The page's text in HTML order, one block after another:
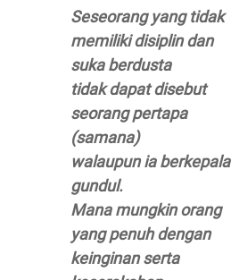
Seseorang yang tidak
memiliki disiplin dan
suka berdusta
tidak dapat disebut
seorang pertapa
(samana)
walaupun ia berkepala
gundul.
Mana mungkin orang
yang penuh dengan
keinginan serta